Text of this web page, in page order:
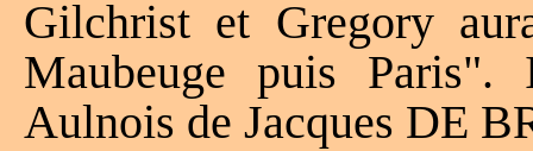
Gilchrist et Gregory
Maubeuge puis
Aulnois de Jacques DE